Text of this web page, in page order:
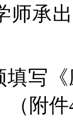
师承
填写
（ 附件